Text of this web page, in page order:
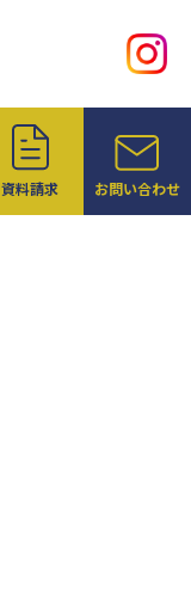
資料請求 お問い合わせ